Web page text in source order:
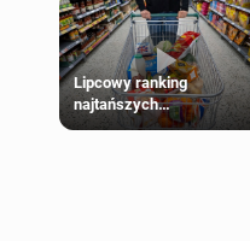
Lipcowy ranking
najtańszych
supermarketów